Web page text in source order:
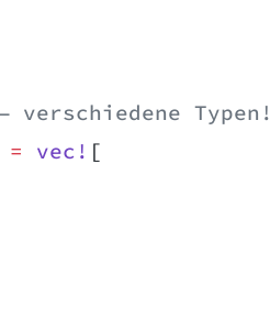
verschiedene Typen!
= vec! [